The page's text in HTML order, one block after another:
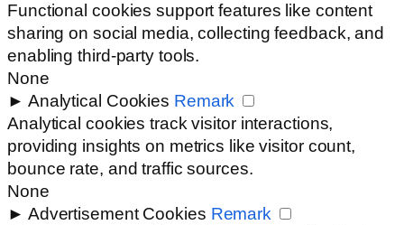
Functional cookies support features like content
sharing on social media, collecting feedback, and
enabling third-party tools.
None
► Analytical Cookies Remark
Analytical cookies track visitor interactions,
providing insights on metrics like visitor count,
bounce rate, and traffic sources.
None
► Advertisement Cookies Remark